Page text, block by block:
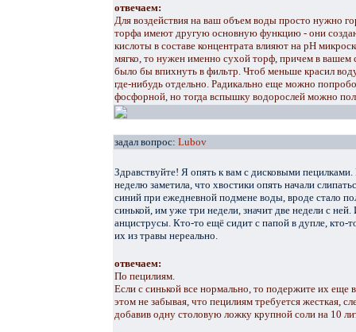
отвечаем:
Для воздействия на ваш объем воды просто нужно
торфа имеют другую основную функцию - они
кислоты в составе концентрата влияют на рН
мягко, то нужен именно сухой торф, причем в
было бы впихнуть в фильтр. Чтоб меньше красил
где-нибудь отдельно. Радикально еще можно
фосфорной, но тогда вспышку водорослей можно
задал вопрос: Lubov
Здравствуйте! Я опять к вам с дисковыми
неделю заметила, что хвостики опять начали
синий при ежедневной подмене воды, вроде стало
синькой, им уже три недели, значит две недели с
анциструсы. Кто-то ещё сидит с папой в дупле,
их из травы нереально.
отвечаем:
По пецилиям.
Если с синькой все нормально, то подержите их еще
этом не забывая, что пецилиям требуется жесткая,
добавив одну столовую ложку крупной соли на 10